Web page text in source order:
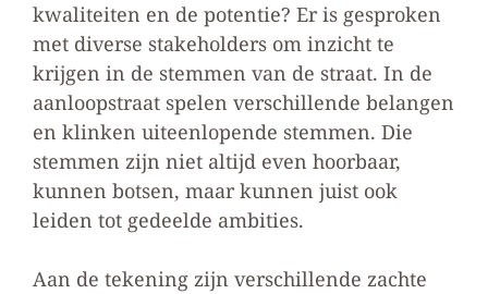
kwaliteiten en de potentie? Er is gesproken
met diverse stakeholders om inzicht te
krijgen in de stemmen van de straat. In de
aanloopstraat spelen verschillende belangen
en klinken uiteenlopende stemmen. Die
stemmen zijn niet altijd even hoorbaar,
kunnen botsen, maar kunnen juist ook
leiden tot gedeelde ambities.
Aan de tekening zijn verschillende zachte